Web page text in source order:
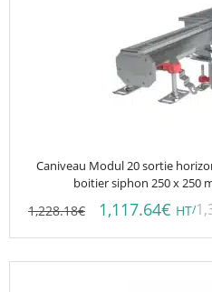
Caniveau Modul 20 sortie
boitier siphon 250 x 250
1,228.18€ 1,117.64€ HT/